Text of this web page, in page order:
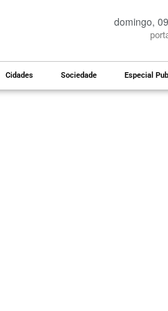
domingo,
Cidades Sociedade Especial